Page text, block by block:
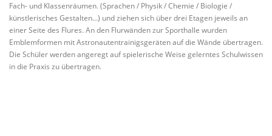
Fach- und Klassenräumen. (Sprachen / Physik / Chemie / Biologie /
künstlerisches Gestalten…) und ziehen sich über drei Etagen jeweils an
einer Seite des Flures. An den Flurwänden zur Sporthalle wurden
Emblemformen mit Astronautentrainigsgeräten auf die Wände übertragen.
Die Schüler werden angeregt auf spielerische Weise gelerntes Schulwissen
in die Praxis zu übertragen.